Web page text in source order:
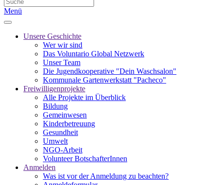
Menü
Unsere Geschichte
Wer wir sind
Das Voluntario Global Netzwerk
Unser Team
Die Jugendkooperative "Dein Waschsalon"
Kommunale Gartenwerkstatt "Pacheco"
Freiwilligenprojekte
Alle Projekte im Überblick
Bildung
Gemeinwesen
Kinderbetreuung
Gesundheit
Umwelt
NGO-Arbeit
Volunteer BotschafterInnen
Anmelden
Was ist vor der Anmeldung zu beachten?